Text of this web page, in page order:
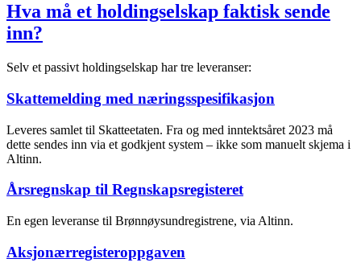
Hva må et holdingselskap faktisk sende
inn?
Selv et passivt holdingselskap har tre leveranser:
Skattemelding med næringsspesifikasjon
Leveres samlet til Skatteetaten. Fra og med inntektsåret 2023 må
dette sendes inn via et godkjent system – ikke som manuelt skjema i
Altinn.
Årsregnskap til Regnskapsregisteret
En egen leveranse til Brønnøysundregistrene, via Altinn.
Aksjonærregisteroppgaven